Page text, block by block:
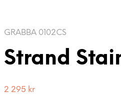
GRABBA 0102CS
Strand
2 295 kr